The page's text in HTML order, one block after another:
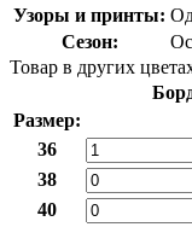
Узоры и принты:
Сезон:
Товар в других
Размер:
36
38
40